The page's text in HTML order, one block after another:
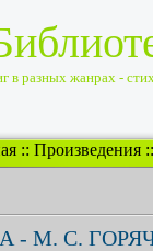
разных жанрах -
:: Произведения ::
М. С.